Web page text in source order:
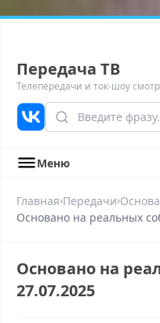
Передача ТВ
Телепередачи и ток-шоу
Меню
Главная›Передачи›
Основано на реальных
Основано на
27.07.2025